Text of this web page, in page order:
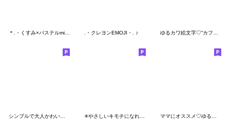
＊.・くすみ×パステルmix・.＊#6 .・クレヨンEMOJI・. ♪ ゆるカワ絵文字♡“カフェとおしゃれ”